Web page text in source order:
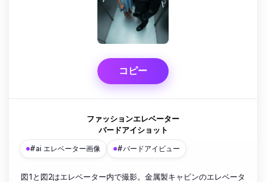
コピー
ファッションエレベーター
バードアイショット
#ai エレベーター画像 #バードアイビュー
図1と図2はエレベーター内で撮影。金属製キャビンのエレベータ